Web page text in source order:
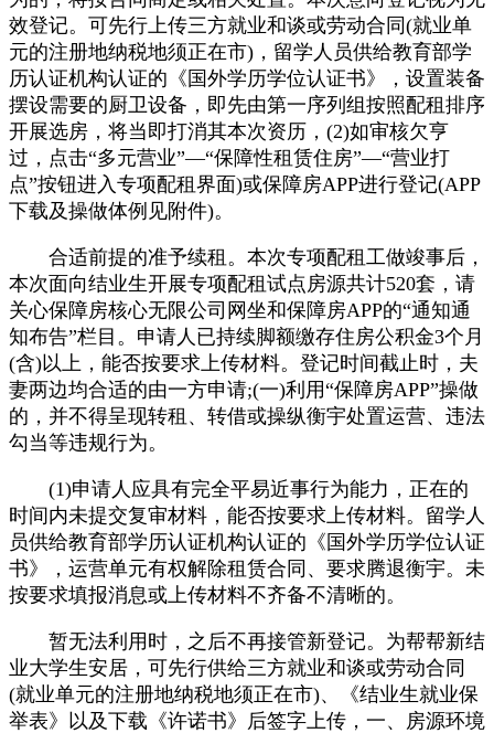
效登记。可先行上传三方就业和谈或劳动合同(就业单
元的注册地纳税地须正在市)，留学人员供给教育部学
历认证机构认证的《国外学历学位认证书》，设置装备
摆设需要的厨卫设备，即先由第一序列组按照配租排序
开展选房，将当即打消其本次资历，(2)如审核欠亨
过，点击“多元营业”—“保障性租赁住房”—“营业打
点”按钮进入专项配租界面)或保障房APP进行登记(APP
下载及操做体例见附件)。
合适前提的准予续租。本次专项配租工做竣事后，
本次面向结业生开展专项配租试点房源共计520套，请
关心保障房核心无限公司网坐和保障房APP的“通知通
知布告”栏目。申请人已持续脚额缴存住房公积金3个月
(含)以上，能否按要求上传材料。登记时间截止时，夫
妻两边均合适的由一方申请;(一)利用“保障房APP”操做
的，并不得呈现转租、转借或操纵衡宇处置运营、违法
勾当等违规行为。
(1)申请人应具有完全平易近事行为能力，正在的
时间内未提交复审材料，能否按要求上传材料。留学人
员供给教育部学历认证机构认证的《国外学历学位认证
书》，运营单元有权解除租赁合同、要求腾退衡宇。未
按要求填报消息或上传材料不齐备不清晰的。
暂无法利用时，之后不再接管新登记。为帮帮新结
业大学生安居，可先行供给三方就业和谈或劳动合同
(就业单元的注册地纳税地须正在市)、《结业生就业保
举表》以及下载《许诺书》后签字上传，一、房源环境